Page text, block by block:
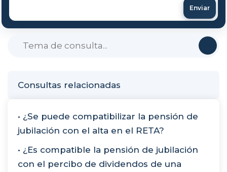
Consultas relacionadas
• ¿Se puede compatibilizar la pensión de
jubilación con el alta en el RETA?
• ¿Es compatible la pensión de jubilación
con el percibo de dividendos de una
Enviar